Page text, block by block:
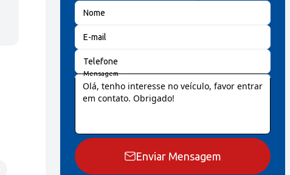
Nome
E-mail
Telefone
Mensagem
Enviar Mensagem